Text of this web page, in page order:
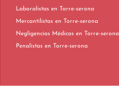
Laboralistas en Torre-serona
Mercantilistas en Torre-serona
Negligencias Médicas en Torre-serona
Penalistas en Torre-serona